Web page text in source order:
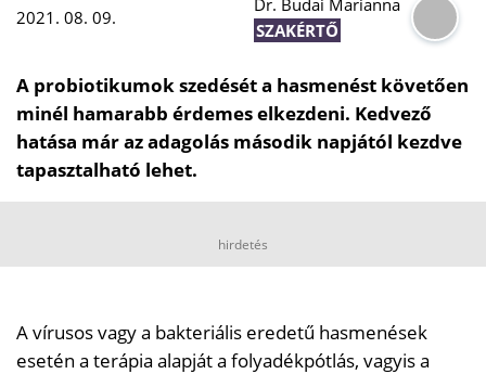
2021. 08. 09.
SZAKÉRTŐ
A probiotikumok szedését a hasmenést követően
minél hamarabb érdemes elkezdeni. Kedvező
hatása már az adagolás második napjától kezdve
tapasztalható lehet.
hirdetés
A vírusos vagy a bakteriális eredetű hasmenések
esetén a terápia alapját a folyadékpótlás, vagyis a